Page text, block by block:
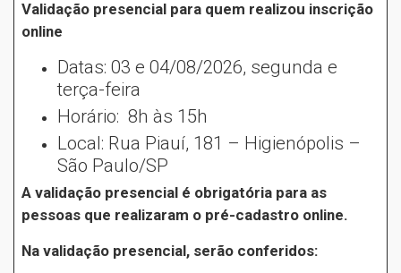
Validação presencial para quem realizou inscrição
online
Datas: 03 e 04/08/2026, segunda e
terça-feira
Horário: 8h às 15h
Local: Rua Piauí, 181 – Higienópolis –
São Paulo/SP
A validação presencial é obrigatória para as
pessoas que realizaram o pré-cadastro online.
Na validação presencial, serão conferidos: